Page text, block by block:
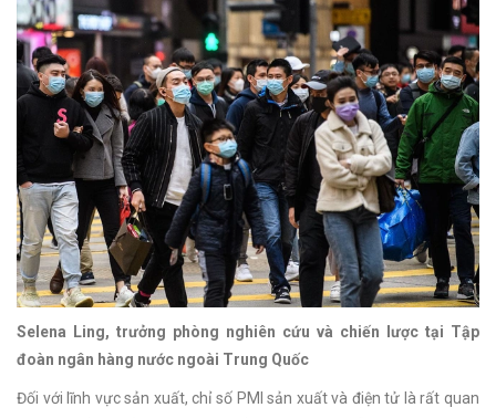
Selena Ling, trưởng phòng nghiên cứu và chiến lược tại Tập
đoàn ngân hàng nước ngoài Trung Quốc
Đối với lĩnh vực sản xuất, chỉ số PMI sản xuất và điện tử là rất quan